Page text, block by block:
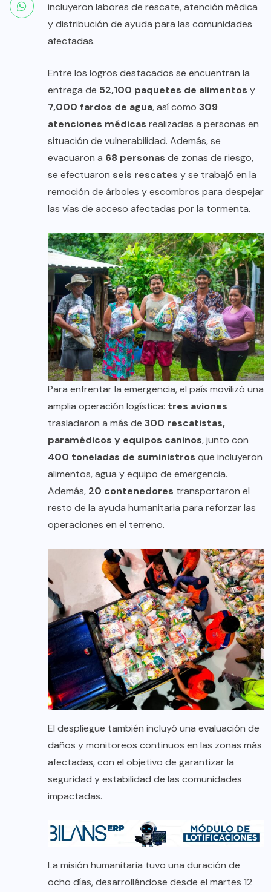
incluyeron labores de rescate, atención médica
y distribución de ayuda para las comunidades
afectadas.
Entre los logros destacados se encuentran la
entrega de 52,100 paquetes de alimentos y
7,000 fardos de agua, así como 309
atenciones médicas realizadas a personas en
situación de vulnerabilidad. Además, se
evacuaron a 68 personas de zonas de riesgo,
se efectuaron seis rescates y se trabajó en la
remoción de árboles y escombros para despejar
las vías de acceso afectadas por la tormenta.
Para enfrentar la emergencia, el país movilizó una
amplia operación logística: tres aviones
trasladaron a más de 300 rescatistas,
paramédicos y equipos caninos, junto con
400 toneladas de suministros que incluyeron
alimentos, agua y equipo de emergencia.
Además, 20 contenedores transportaron el
resto de la ayuda humanitaria para reforzar las
operaciones en el terreno.
El despliegue también incluyó una evaluación de
daños y monitoreos continuos en las zonas más
afectadas, con el objetivo de garantizar la
seguridad y estabilidad de las comunidades
impactadas.
La misión humanitaria tuvo una duración de
ocho días, desarrollándose desde el martes 12